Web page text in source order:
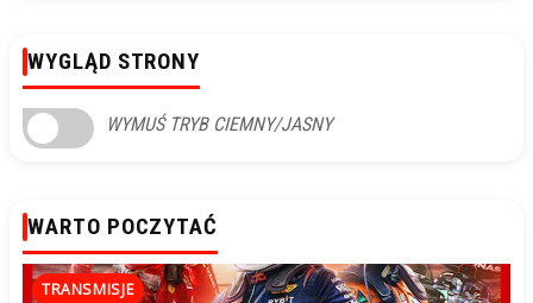
WYGLĄD STRONY
WYMUŚ TRYB CIEMNY/JASNY
WARTO POCZYTAĆ
TRANSMISJE